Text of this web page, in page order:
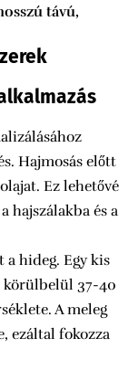
távú,
Hajmosás előtt
Ez lehetővé
hajszálakba és a
hideg. Egy kis
körülbelül 37-40
A meleg
ezáltal fokozza